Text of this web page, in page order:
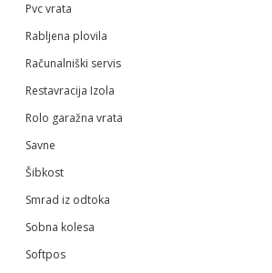
Pvc vrata
Rabljena plovila
Računalniški servis
Restavracija Izola
Rolo garažna vrata
Savne
Šibkost
Smrad iz odtoka
Sobna kolesa
Softpos